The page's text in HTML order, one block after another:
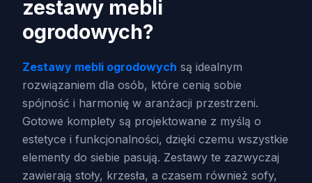
zestawy mebli
ogrodowych?
Zestawy mebli ogrodowych są idealnym
rozwiązaniem dla osób, które cenią sobie
spójność i harmonię w aranżacji przestrzeni.
Gotowe komplety są projektowane z myślą o
estetyce i funkcjonalności, dzięki czemu wszystkie
elementy do siebie pasują. Zestawy te zazwyczaj
zawierają stoły, krzesła, a czasem również sofy,